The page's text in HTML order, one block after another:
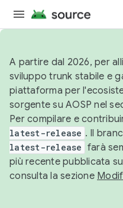
A partire dal 2026, per
sviluppo trunk stabile e
piattaforma per
sorgente su AOSP nel
Per compilare e
latest-release . Il
latest-release farà
più recente pubblicata
consulta la sezione